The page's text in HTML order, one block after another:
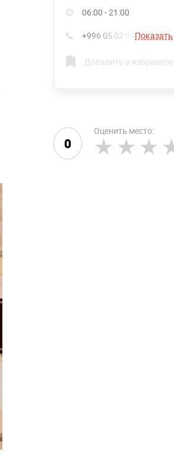
06:00 - 21:00
+996 05 02 99 Показать
Добавить в избранное
0
Оценить место: